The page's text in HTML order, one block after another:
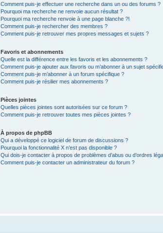
Comment puis-je effectuer une recherche dans un ou des forums ?
Pourquoi ma recherche ne renvoie aucun résultat ?
Pourquoi ma recherche renvoie à une page blanche ?!
Comment puis-je rechercher des membres ?
Comment puis-je retrouver mes propres messages et sujets ?
Favoris et abonnements
Quelle est la différence entre les favoris et les abonnements ?
Comment puis-je ajouter aux favoris ou m’abonner à un sujet
Comment puis-je m’abonner à un forum spécifique ?
Comment puis-je résilier mes abonnements ?
Pièces jointes
Quelles pièces jointes sont autorisées sur ce forum ?
Comment puis-je retrouver toutes mes pièces jointes ?
À propos de phpBB
Qui a développé ce logiciel de forum de discussions ?
Pourquoi la fonctionnalité X n’est pas disponible ?
Qui dois-je contacter à propos de problèmes d’abus ou d’ordres
Comment puis-je contacter un administrateur du forum ?